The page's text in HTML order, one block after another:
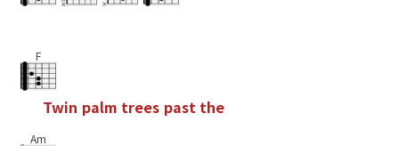
F
Twin palm trees past the
Am